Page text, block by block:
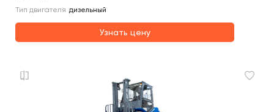
Тип двигателя дизельный
Узнать цену